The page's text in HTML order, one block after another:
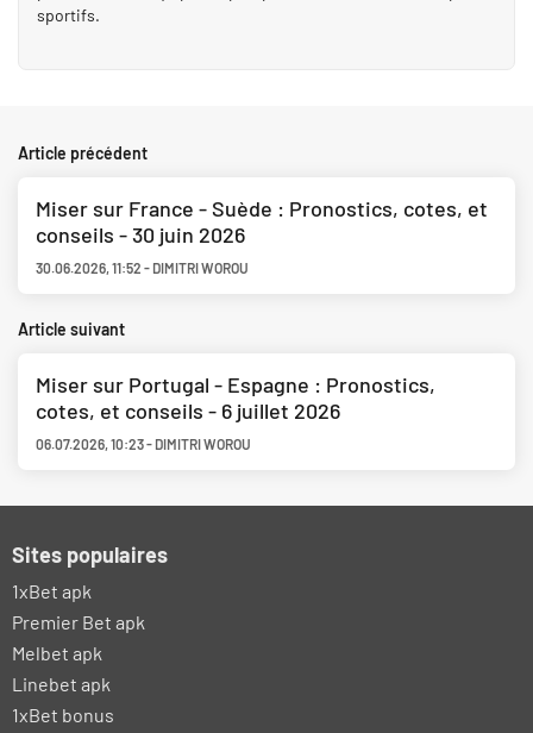
sportifs.
Article précédent
Miser sur France - Suède : Pronostics, cotes, et
conseils - 30 juin 2026
30.06.2026,11:52 - DIMITRI WOROU
Article suivant
Miser sur Portugal - Espagne : Pronostics,
cotes, et conseils - 6 juillet 2026
06.07.2026,10:23- DIMITRI WOROU
Sites populaires
1xBet apk
Premier Bet apk
Melbet apk
Linebet apk
1xBet bonus